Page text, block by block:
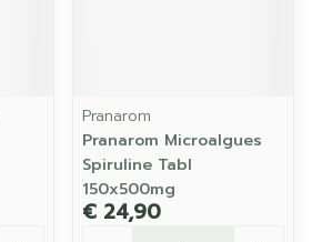
Pranarom
Pranarom Microalgues
Spiruline Tabl
150x500mg
€ 24,90